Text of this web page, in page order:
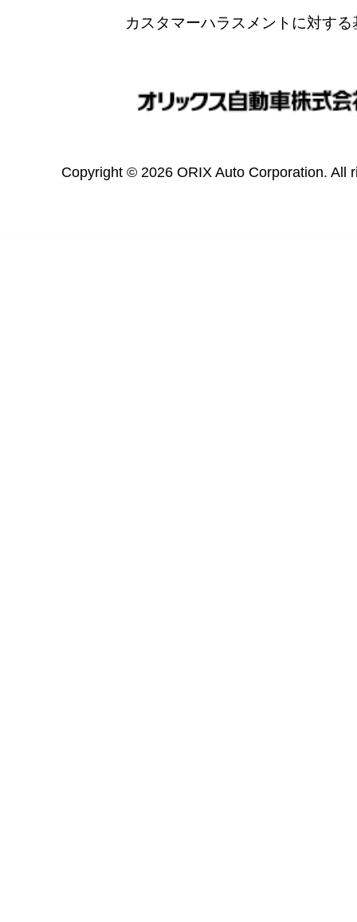
カスタマーハラスメントに対する
Copyright © 2026 ORIX Auto Corporation. All